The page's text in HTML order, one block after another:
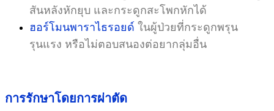
สันหลังหักยุบ และกระดูกสะโพกหักได้
ฮอร์โมนพาราไธรอยด์ ในผู้ป่วยที่กระดูกพรุน
รุนแรง หรือไม่ตอบสนองต่อยากลุ่มอื่น
การรักษาโดยการผ่าตัด